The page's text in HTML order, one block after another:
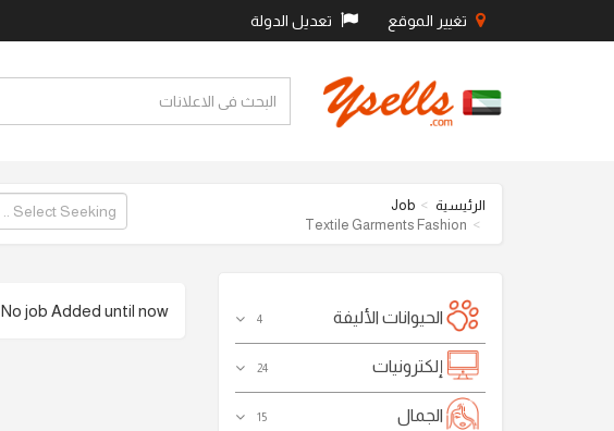
تغيير الموقع تعديل الدولة
الرئيسية
Job
Textile Garments Fashion
الحيوانات الأليفة 4
إلكترونيات 24
الجمال 15
No job Added until now .